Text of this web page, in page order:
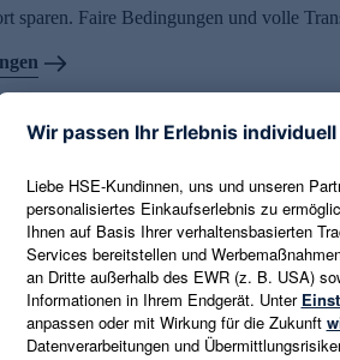
sparen. Faire Bedingungen und volle
€ Gutschein erhalten
abonnieren und aktuelle Trends,
E-Mail erhalten. Als Dankeschön
Gutschein. Eine Abmeldung ist jederzeit in